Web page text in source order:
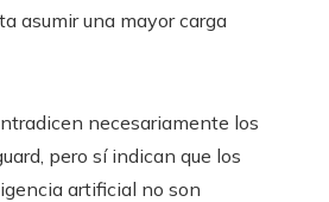
asumir una mayor carga
necesariamente los
pero sí indican que los
artificial no son